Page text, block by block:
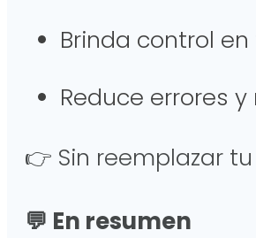
Brinda control
Reduce errores
👉 Sin reemplazar
💬 En resumen